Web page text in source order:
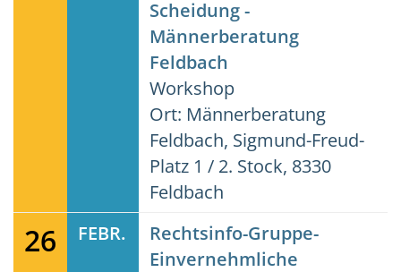
Scheidung -
Männerberatung
Feldbach
Workshop
Ort: Männerberatung
Feldbach, Sigmund-Freud-
Platz 1 / 2. Stock, 8330
Feldbach
26 FEBR.
Rechtsinfo-Gruppe-
Einvernehmliche